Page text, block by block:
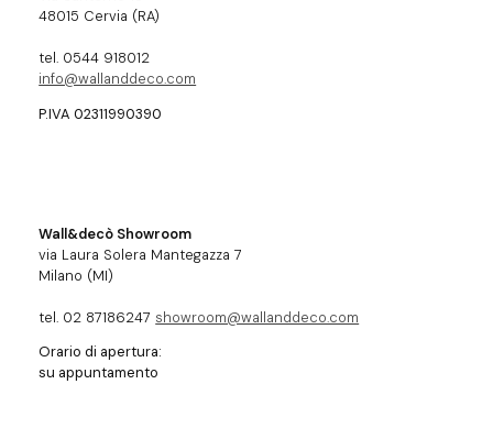
48015 Cervia (RA)
tel. 0544 918012
info@wallanddeco.com
P.IVA 02311990390
Wall&decò Showroom
via Laura Solera Mantegazza 7
Milano (MI)
tel. 02 87186247 showroom@wallanddeco.com
Orario di apertura:
su appuntamento